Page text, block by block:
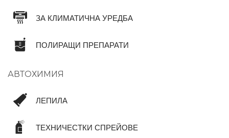
ЗА КЛИМАТИЧНА УРЕДБА
ПОЛИРАЩИ ПРЕПАРАТИ
АВТОХИМИЯ
ЛЕПИЛА
ТЕХНИЧЕСТКИ СПРЕЙОВЕ